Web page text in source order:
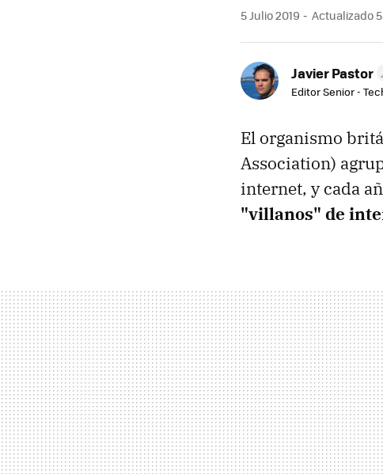
5 Julio 2019 Actualizado 5
Javier Pastor
Editor Senior -
El organismo
Association)
internet, y cada
"villanos" de